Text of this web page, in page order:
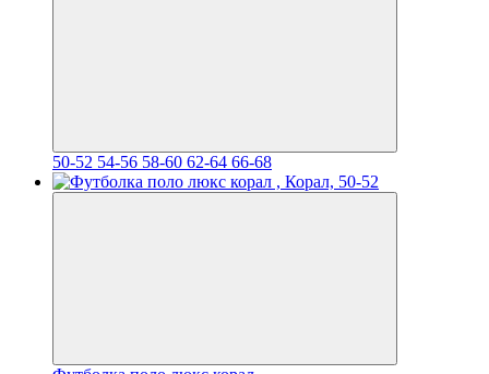
50-52 54-56 58-60 62-64 66-68